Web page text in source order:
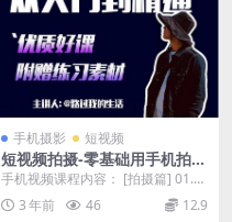
手机摄影 短视频
短视频拍摄-零基础用手机拍出
电影感短视频
手机视频课程内容： [拍摄篇] 01.手
机参数设置详解 02.用构图和景别讲
故事...3 年前 46 12.9